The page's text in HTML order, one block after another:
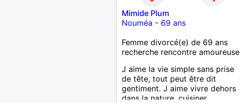
Mimide Plum
Nouméa - 69 ans
Femme divorcé(e) de 69 ans
recherche rencontre amoureuse
J aime la vie simple sans prise
de tête, tout peut être dit
gentiment. J aime vivre dehors
dans la nature, cuisiner,